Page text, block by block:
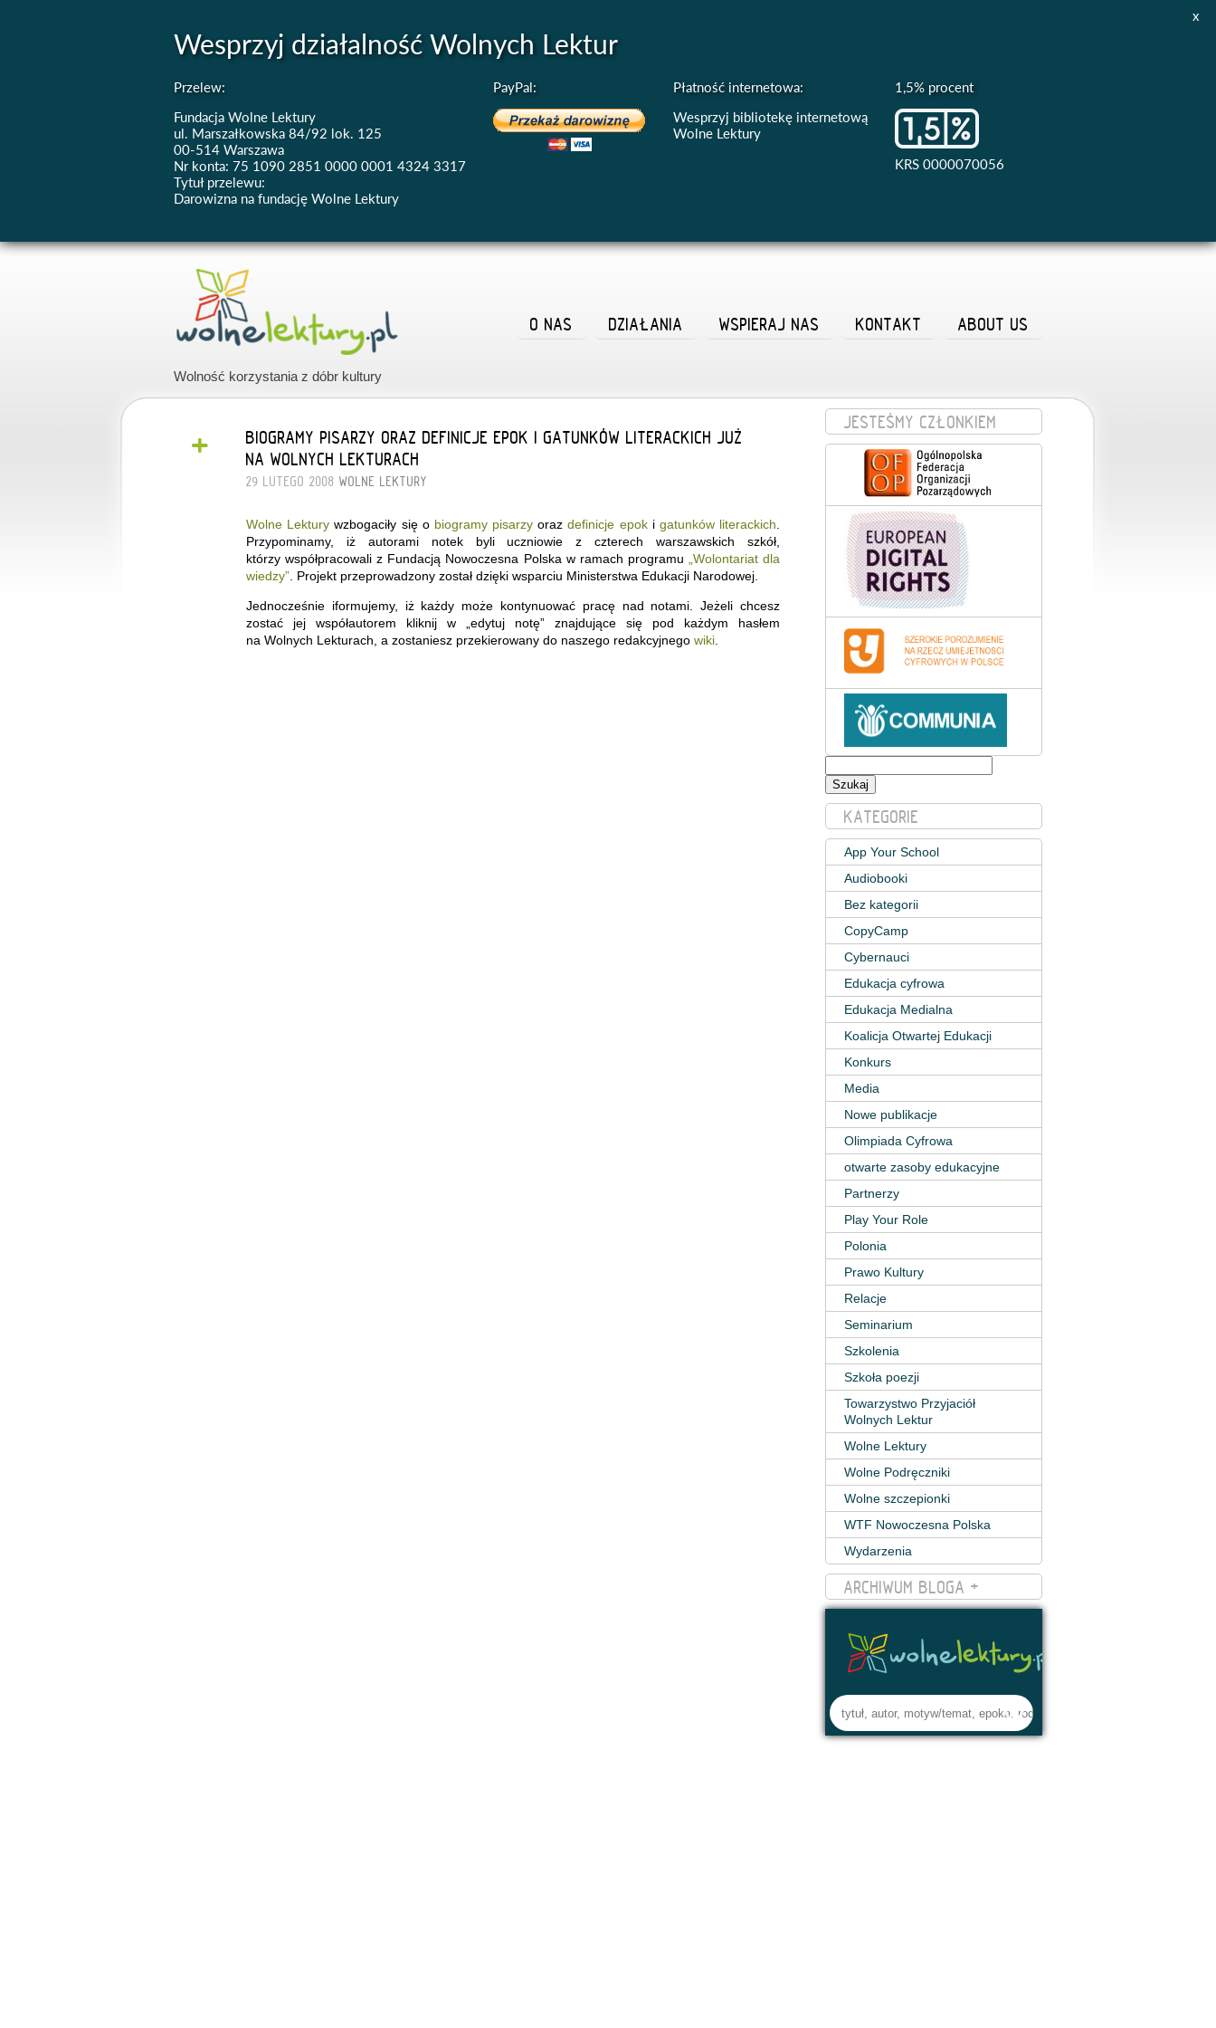
Wesprzyj działalność Wolnych Lektur
Przelew:
Fundacja Wolne Lektury
ul. Marszałkowska 84/92 lok. 125
00-514 Warszawa
Nr konta: 75 1090 2851 0000 0001 4324 3317
Tytuł przelewu:
Darowizna na fundację Wolne Lektury
PayPal:
Płatność internetowa:
Wesprzyj bibliotekę internetową
Wolne Lektury
1,5% procent
KRS 0000070056
x
Wolność korzystania z dóbr kultury
ABOUT US
KONTAKT
WSPIERAJ NAS
DZIAŁANIA
O NAS
+
BIOGRAMY PISARZY ORAZ DEFINICJE EPOK I GATUNKÓW LITERACKICH JUŻ
NA WOLNYCH LEKTURACH
29 LUTEGO 2008 WOLNE LEKTURY
Wolne Lektury wzbogaciły się o biogramy pisarzy orazdefinicje epoki gatunków literackich
Przypominamy, iż autorami notek byli uczniowie z czterech warszawskich szkół,
którzy współpracowali z Fundacją Nowoczesna Polska w ramach programu
„Wolontariat dla
wiedzy” . Projekt przeprowadzony został dzięki wsparciu Ministerstwa Edukacji Narodowej.
Jednocześnie iformujemy, iż każdy może kontynuować pracę nad notami. Jeżeli chcesz
zostać jej współautorem kliknij w „edytuj notę” znajdujące się pod każdym hasłem
na Wolnych Lekturach, a zostaniesz przekierowany do naszego redakcyjnego wiki
JESTEŚMY CZŁONKIEM
KATEGORIE
App Your School
Audiobooki
Bez kategorii
CopyCamp
Cybernauci
Edukacja cyfrowa
Edukacja Medialna
Koalicja Otwartej Edukacji
Konkurs
Media
Nowe publikacje
Olimpiada Cyfrowa
otwarte zasoby edukacyjne
Partnerzy
Play Your Role
Polonia
Prawo Kultury
Relacje
Seminarium
Szkolenia
Szkoła poezji
Towarzystwo Przyjaciół
Wolnych Lektur
Wolne Lektury
Wolne Podręczniki
Wolne szczepionki
WTF Nowoczesna Polska
Wydarzenia
ARCHIWUM BLOGA +